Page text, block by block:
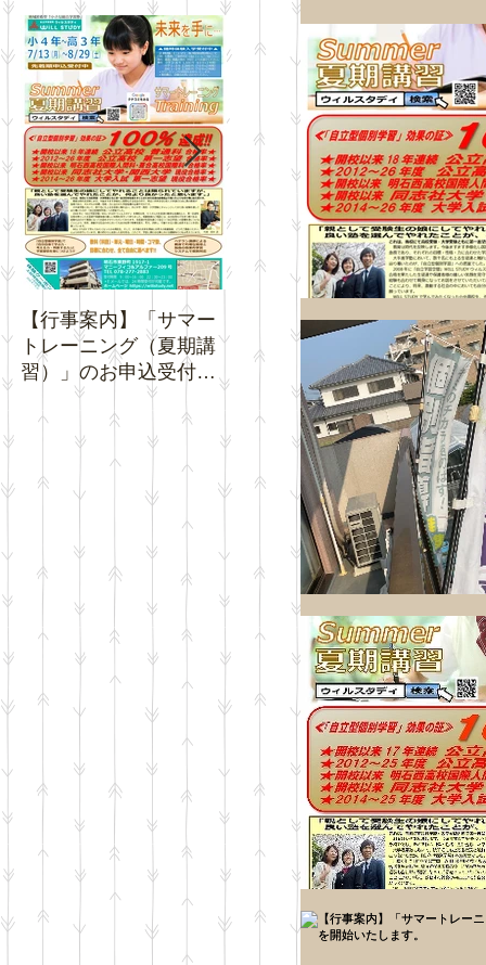
【行事案内】「サマー
トレーニング（夏期講
習）」のお申込受付を
開始いたします。
【お知らせ】夏休み期
間中の「通常トレーニ
ング」の日程について
【お
ジネ
クチ
い。